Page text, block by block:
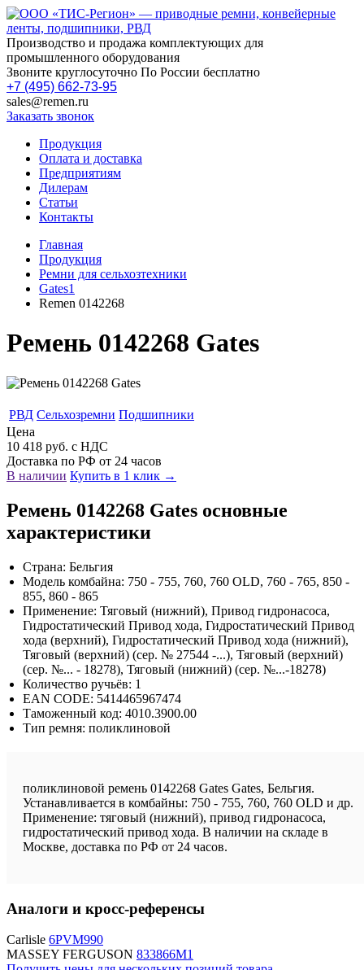
Производство и продажа комплектующих для
промышленного оборудования
Звоните круглосуточно По России бесплатно
+7 (495) 662-73-95
sales@remen.ru
Заказать звонок
Продукция
Оплата и доставка
Предприятиям
Дилерам
Статьи
Контакты
Главная
Продукция
Ремни для сельхозтехники
Gates1
Remen 0142268
Ремень 0142268 Gates
РВД Сельхозремни Подшипники
Цена
10 418 руб. с НДС
Доставка по РФ от 24 часов
В наличии Купить в 1 клик →
Ремень 0142268 Gates основные
характеристики
Страна: Бельгия
Модель комбайна: 750 - 755, 760, 760 OLD, 760 - 765, 850 -
855, 860 - 865
Применение: Тяговый (нижний), Привод гидронасоса,
Гидростатический Привод хода, Гидростатический Привод
хода (верхний), Гидростатический Привод хода (нижний),
Тяговый (верхний) (сер. № 27544 -...), Тяговый (верхний)
(сер. №... - 18278), Тяговый (нижний) (сер. №...-18278)
Количество ручьёв: 1
EAN CODE: 5414465967474
Таможенный код: 4010.3900.00
Тип ремня: поликлиновой
поликлиновой ремень 0142268 Gates Gates, Бельгия.
Устанавливается в комбайны: 750 - 755, 760, 760 OLD и др.
Применение: тяговый (нижний), привод гидронасоса,
гидростатический привод хода. В наличии на складе в
Москве, доставка по РФ от 24 часов.
Аналоги и кросс-референсы
Carlisle 6PVM990
MASSEY FERGUSON 833866M1